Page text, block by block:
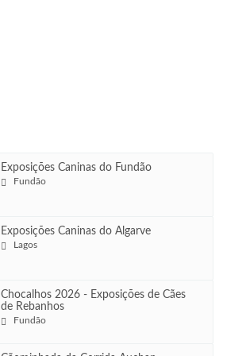
Exposições Caninas do Fundão
Fundão
Exposições Caninas do Algarve
Lagos
Chocalhos 2026 - Exposições de Cães
de Rebanhos
Fundão